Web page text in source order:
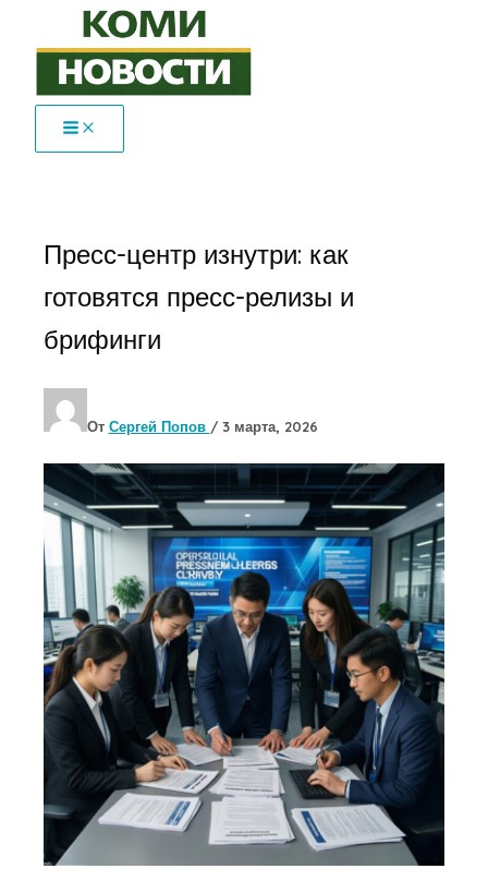
содержимому
Пресс-центр изнутри: как
готовятся пресс-релизы и
брифинги
От Сергей Попов / 3 марта, 2026